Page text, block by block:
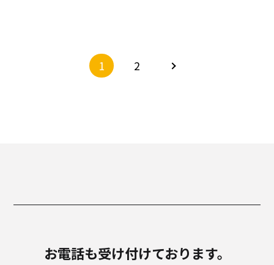
1 2
お電話も受け付けております。